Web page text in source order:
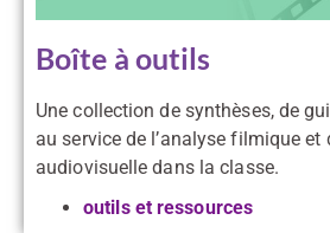
Boîte à outils
Une collection de synthèses, de
au service de l’analyse filmique et
audiovisuelle dans la classe.
outils et ressources